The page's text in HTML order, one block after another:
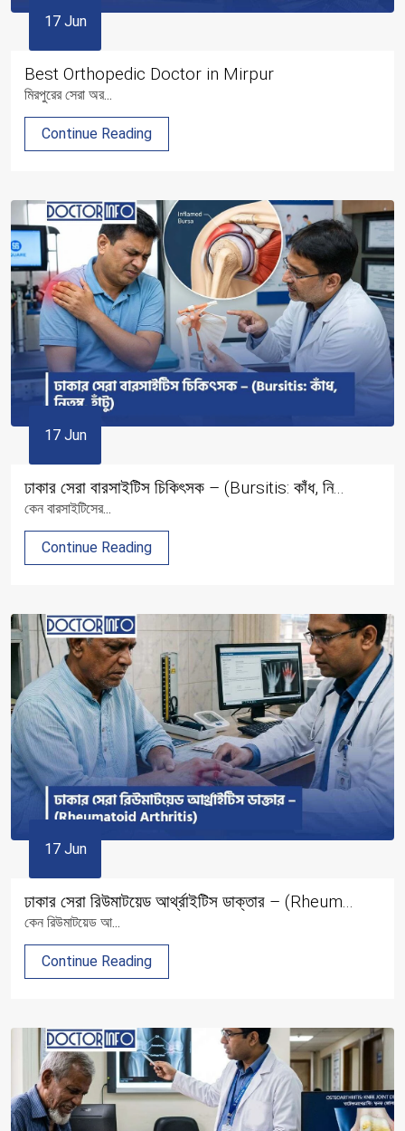
17 Jun
Best Orthopedic Doctor in Mirpur
মিরপুরের সেরা অর...
Continue Reading
17 Jun
ঢাকার সেরা বারসাইটিস চিকিৎসক – (Bursitis: কাঁধ, নি...
কেন বারসাইটিসের...
Continue Reading
17 Jun
ঢাকার সেরা রিউমাটয়েড আর্থ্রাইটিস ডাক্তার – (Rheum...
কেন রিউমাটয়েড আ...
Continue Reading